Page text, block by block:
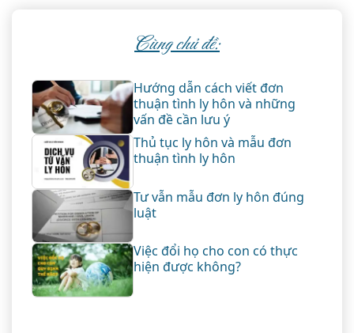
Cùng chủ đề:
Hướng dẫn cách viết đơn
thuận tình ly hôn và những
vấn đề cần lưu ý
Thủ tục ly hôn và mẫu đơn
thuận tình ly hôn
Tư vẫn mẫu đơn ly hôn đúng
luật
Việc đổi họ cho con có thực
hiện được không?